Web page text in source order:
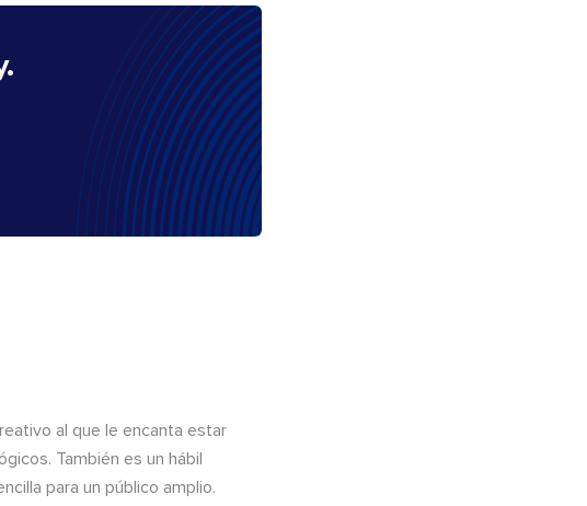
al que le encanta estar
También es un hábil
para un público amplio.